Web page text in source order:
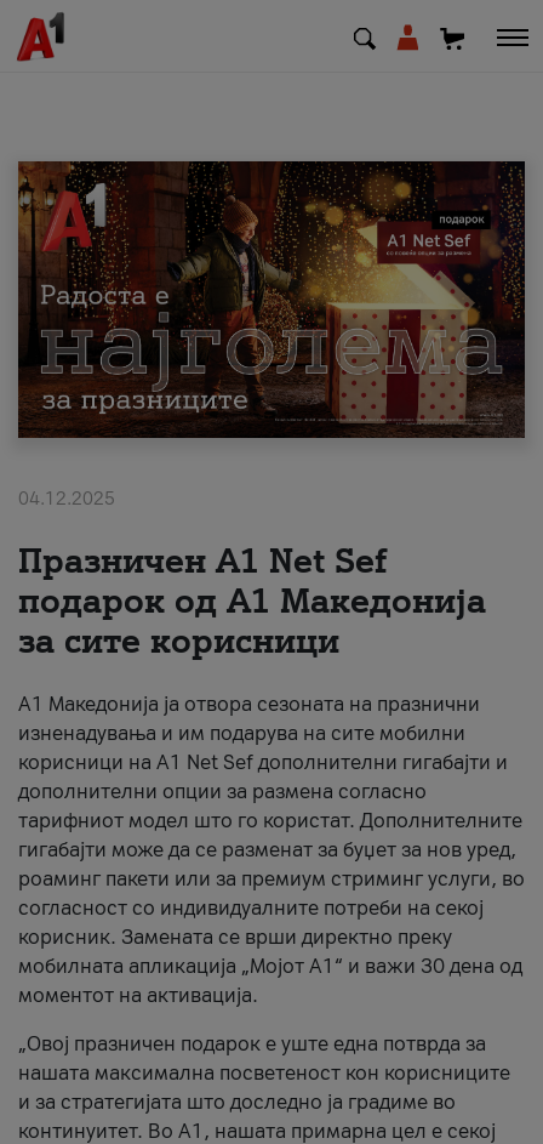
МК EN SQ
Приватни Деловни
Поддршка
Надополни кредит
За нас
#ПодобарОнлајн
04.12.2025
Празничен A1 Net Sеf
подарок од А1 Македонија
за сите корисници
А1 Македонија ја отвора сезоната на празнични
изненадувања и им подарува на сите мобилни
корисници на A1 Net Sef дополнителни гигабајти и
дополнителни опции за размена согласно
тарифниот модел што го користат. Дополнителните
гигабајти може да се разменат за буџет за нов уред,
роаминг пакети или за премиум стриминг услуги, во
согласност со индивидуалните потреби на секој
корисник. Замената се врши директно преку
мобилната апликација „Мојот А1“ и важи 30 дена од
моментот на активација.
„Овој празничен подарок е уште една потврда за
нашата максимална посветеност кон корисниците
и за стратегијата што доследно ја градиме во
континуитет. Во А1, нашата примарна цел е секој